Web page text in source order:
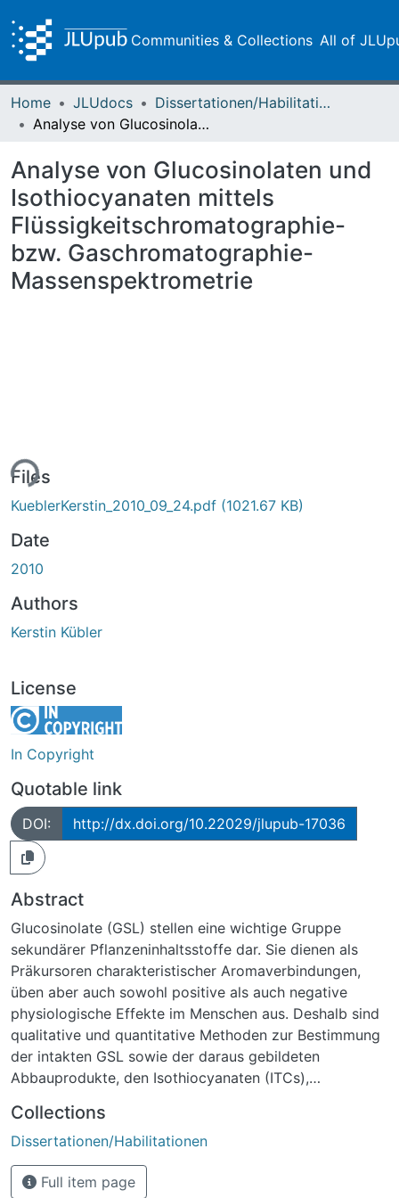
Communities & Collections All of
Home JLUdocs
Dissertationen/Habilitationen
Analyse von Glucosinolaten und Isothiocyanaten mittels Flüssigkeitschromatographie- bzw. Gaschromatographie-Massenspektrometrie
Analyse von Glucosinolaten und
Isothiocyanaten mittels
Flüssigkeitschromatographie-
bzw. Gaschromatographie-
Massenspektrometrie
Files
KueblerKerstin_2010_09_24.pdf (1021.67 KB)
Date
2010
Authors
Kerstin Kübler
License
In Copyright
Quotable link
DOI: http://dx.doi.org/10.22029/jlupub-17036
Abstract
Glucosinolate (GSL) stellen eine wichtige Gruppe
sekundärer Pflanzeninhaltsstoffe dar. Sie dienen als
Präkursoren charakteristischer Aromaverbindungen,
üben aber auch sowohl positive als auch negative
physiologische Effekte im Menschen aus. Deshalb sind
qualitative und quantitative Methoden zur Bestimmung
der intakten GSL sowie der daraus gebildeten
Abbauprodukte, den Isothiocyanaten (ITCs),
zwei Hochleistungsflüssigkeits-chromatographische
(HPLC) Methoden unter Verwendung einer Varian
Polaris® C18-Ether und einer Phenomenex Luna® HILIC
Säule entwickelt. Durch Gradientenelution bzw. unter
Collections
Dissertationen/Habilitationen
Full item page